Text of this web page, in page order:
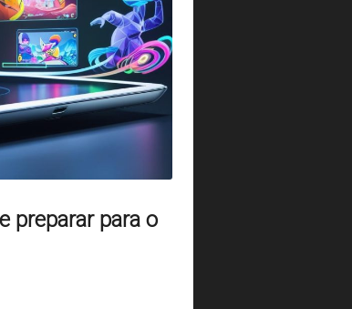
preparar para o